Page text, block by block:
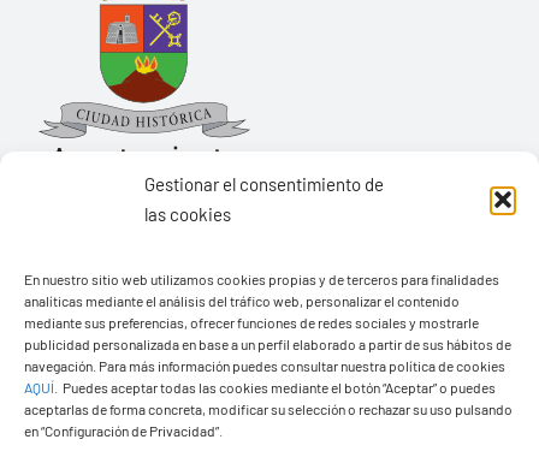
Gestionar el consentimiento de
las cookies
En nuestro sitio web utilizamos cookies propias y de terceros para finalidades
analíticas mediante el análisis del tráfico web, personalizar el contenido
mediante sus preferencias, ofrecer funciones de redes sociales y mostrarle
publicidad personalizada en base a un perfil elaborado a partir de sus hábitos de
navegación. Para más información puedes consultar nuestra política de cookies
AQUÍ
Puedes aceptar todas las cookies mediante el botón “Aceptar” o puedes
aceptarlas de forma concreta, modificar su selección o rechazar su uso pulsando
en “Configuración de Privacidad”.
Pza. de Los Remedios, 1
35570 – Yaiza
Tel:928 83 62 20